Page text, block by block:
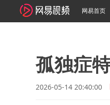
网易首页
孤独症
2026-05-14 20:40:00